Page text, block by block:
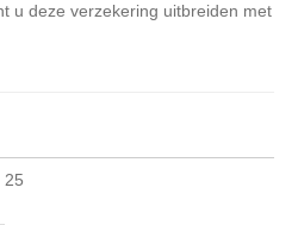
u deze verzekering uitbreiden met
25